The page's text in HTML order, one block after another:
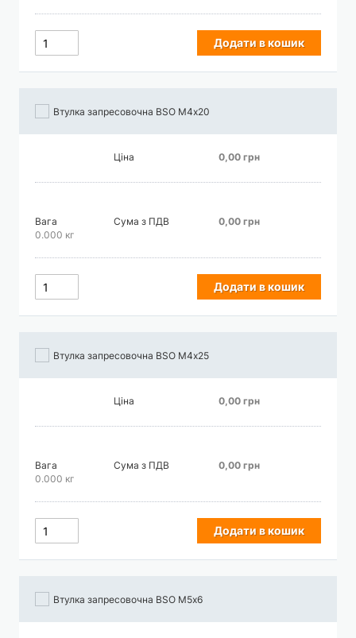
Додати в кошик
Втулка запресовочна BSO М4х20
Ціна 0,00 грн
Вага
0.000 кг
Сума з ПДВ 0,00 грн
Додати в кошик
Втулка запресовочна BSO М4х25
Ціна 0,00 грн
Вага
0.000 кг
Сума з ПДВ 0,00 грн
Додати в кошик
Втулка запресовочна BSO М5х6